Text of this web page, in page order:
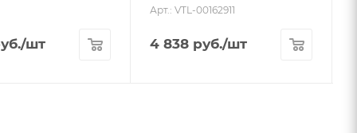
/шт
Арт.: VTL-00162911
4 838 руб./шт